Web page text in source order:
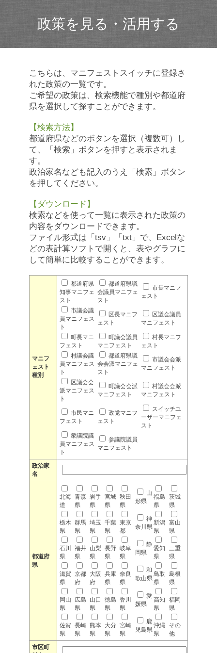
政策を見る・活用する
こちらは、マニフェストスイッチに登録さ
れた政策の一覧です。
ご希望の政策は、検索機能で種別や都道府
県を選択して探すことができます。
【検索方法】
都道府県などのボタンを選択（複数可）し
て、「検索」ボタンを押すと表示されま
す。
政治家名なども記入のうえ「検索」ボタン
を押してください。
【ダウンロード】
検索などを使って一覧に表示された政策の
内容をダウンロードできます。
ファイル形式は「tsv」「txt」で、Excelな
どの表計算ソフトで開くと、表やグラフに
して簡単に比較することができます。
マニフ
ェスト
種別
都道府県
知事マニフェ
スト
都道府県議
会議員マニフェ
スト
市長マニフ
ェスト
市議会議
員マニフェス
ト
区長マニフ
ェスト
区議会議員
マニフェスト
町長マニ
フェスト
町議会議員
マニフェスト
村長マニフ
ェスト
村議会議
員マニフェス
ト
都道府県議
会会派マニフェ
スト
市議会会派
マニフェスト
区議会会
派マニフェス
ト
町議会会派
マニフェスト
村議会会派
マニフェスト
市民マニ
フェスト
政党マニフ
ェスト
スイッチユ
ーザーマニフェ
スト
衆議院議
員マニフェス
ト
参議院議員
マニフェスト
政治家
名
都道府
県
北海
道
青森
県
岩手
県
宮城
県
秋田
県
山
形県
福島
県
茨城
県
栃木
県
群馬
県
埼玉
県
千葉
県
東京
都
神
奈川県
新潟
県
富山
県
石川
県
福井
県
山梨
県
長野
県
岐阜
県
静
岡県
愛知
県
三重
県
滋賀
県
京都
府
大阪
府
兵庫
県
奈良
県
和
歌山県
鳥取
県
島根
県
岡山
県
広島
県
山口
県
徳島
県
香川
県
愛
媛県
高知
県
福岡
県
佐賀
県
長崎
県
熊本
県
大分
県
宮崎
県
鹿
児島県
沖縄
県
その
他
市区町